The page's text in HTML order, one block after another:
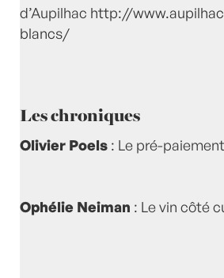
d’Aupilhac http://
blancs/
Les chroniques
Olivier Poels : Le pré-
Ophélie Neiman : Le vin côté